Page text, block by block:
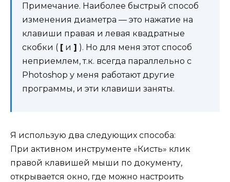
Примечание. Наиболее быстрый способ
изменения диаметра — это нажатие на
клавиши правая и левая квадратные
скобки ( [ и ] ). Но для меня этот способ
неприемлем, т.к. всегда параллельно с
Photoshop у меня работают другие
программы, и эти клавиши заняты.
Я использую два следующих способа:
При активном инструменте «Кисть» клик
правой клавишей мыши по документу,
открывается окно, где можно настроить